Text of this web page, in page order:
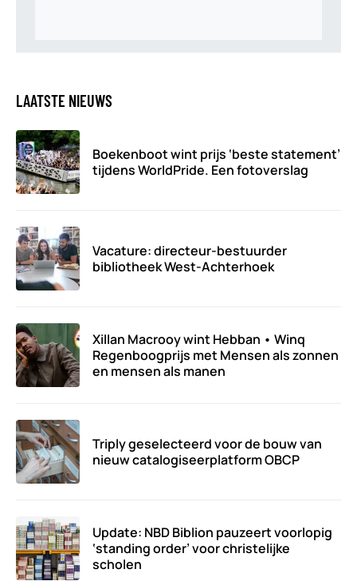
LAATSTE NIEUWS
Boekenboot wint prijs ‘beste statement’
tijdens WorldPride. Een fotoverslag
Vacature: directeur-bestuurder
bibliotheek West-Achterhoek
Xillan Macrooy wint Hebban • Winq
Regenboogprijs met Mensen als zonnen
en mensen als manen
Triply geselecteerd voor de bouw van
nieuw catalogiseerplatform OBCP
Update: NBD Biblion pauzeert voorlopig
‘standing order’ voor christelijke
scholen